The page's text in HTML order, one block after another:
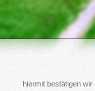
hiermit bestätigen